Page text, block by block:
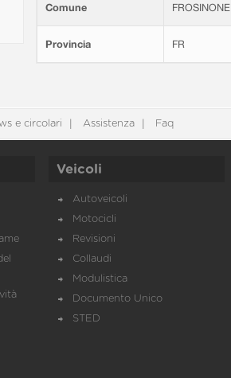
Comune FROSINONE
Provincia FR
e circolari Assistenza Faq
Veicoli
Autoveicoli
Motocicli
Revisioni
Collaudi
Modulistica
Documento Unico
STED